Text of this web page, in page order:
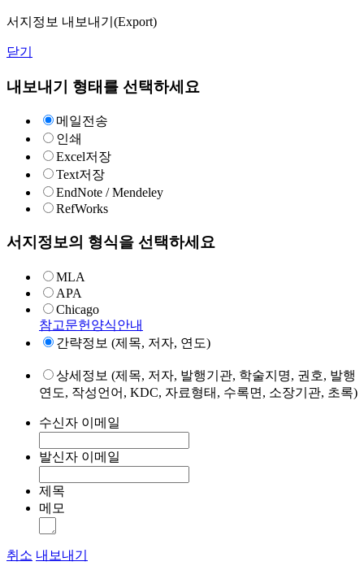
서지정보 내보내기(Export)
닫기
내보내기 형태를 선택하세요
메일전송
인쇄
Excel저장
Text저장
EndNote / Mendeley
RefWorks
서지정보의 형식을 선택하세요
MLA
APA
Chicago
참고문헌양식안내
간략정보 (제목, 저자, 연도)
상세정보 (제목, 저자, 발행기관, 학술지명, 권호, 발행
연도, 작성언어, KDC, 자료형태, 수록면, 소장기관, 초록)
수신자 이메일
발신자 이메일
제목
메모
취소 내보내기